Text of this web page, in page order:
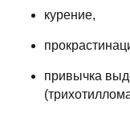
курение,
привычка